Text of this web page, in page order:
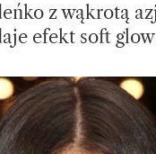
z wąkrotą
efekt soft glow